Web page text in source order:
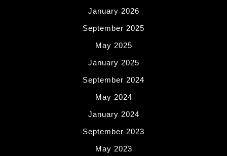
January 2026
September 2025
May 2025
January 2025
September 2024
May 2024
January 2024
September 2023
May 2023